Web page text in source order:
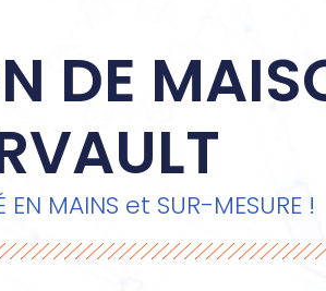
DE
MAINS et SUR-MESURE !